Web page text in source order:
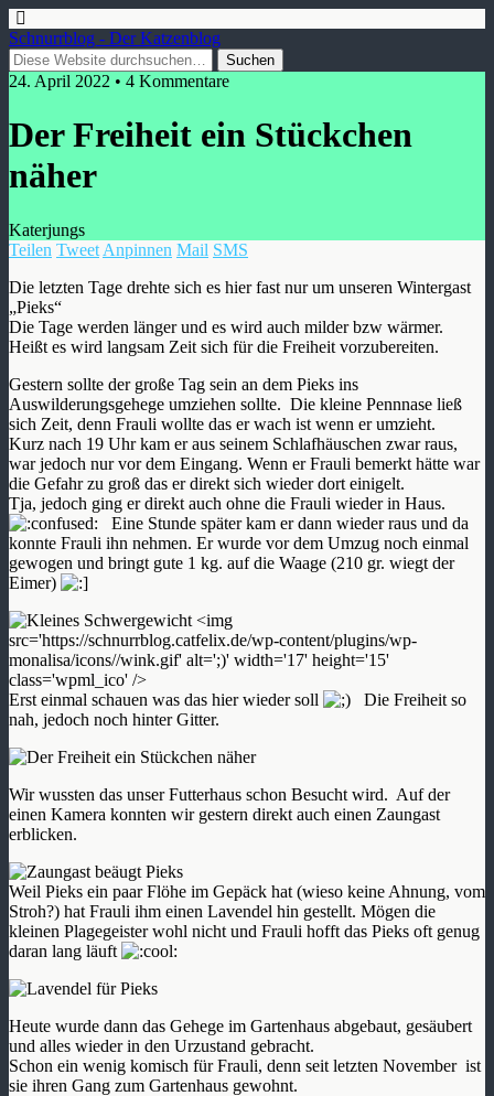
Schnurrblog - Der Katzenblog
24. April 2022 • 4 Kommentare
Der Freiheit ein Stückchen
näher
Katerjungs
Teilen Tweet Anpinnen Mail SMS
Die letzten Tage drehte sich es hier fast nur um unseren Wintergast
„Pieks“
Die Tage werden länger und es wird auch milder bzw wärmer.
Heißt es wird langsam Zeit sich für die Freiheit vorzubereiten.
Gestern sollte der große Tag sein an dem Pieks ins
Auswilderungsgehege umziehen sollte. Die kleine Pennnase ließ
sich Zeit, denn Frauli wollte das er wach ist wenn er umzieht.
Kurz nach 19 Uhr kam er aus seinem Schlafhäuschen zwar raus,
war jedoch nur vor dem Eingang. Wenn er Frauli bemerkt hätte war
die Gefahr zu groß das er direkt sich wieder dort einigelt.
Tja, jedoch ging er direkt auch ohne die Frauli wieder in Haus.
Eine Stunde später kam er dann wieder raus und da
konnte Frauli ihn nehmen. Er wurde vor dem Umzug noch einmal
gewogen und bringt gute 1 kg. auf die Waage (210 gr. wiegt der
Eimer)
Erst einmal schauen was das hier wieder soll
Die Freiheit so
nah, jedoch noch hinter Gitter.
Wir wussten das unser Futterhaus schon Besucht wird. Auf der
einen Kamera konnten wir gestern direkt auch einen Zaungast
erblicken.
Weil Pieks ein paar Flöhe im Gepäck hat (wieso keine Ahnung, vom
Stroh?) hat Frauli ihm einen Lavendel hin gestellt. Mögen die
kleinen Plagegeister wohl nicht und Frauli hofft das Pieks oft genug
daran lang läuft
Heute wurde dann das Gehege im Gartenhaus abgebaut, gesäubert
und alles wieder in den Urzustand gebracht.
Schon ein wenig komisch für Frauli, denn seit letzten November ist
sie ihren Gang zum Gartenhaus gewohnt.